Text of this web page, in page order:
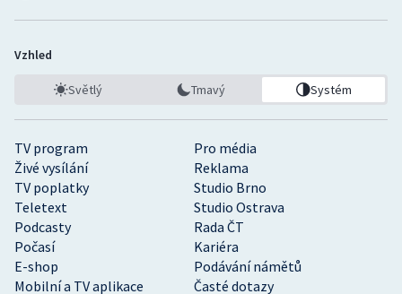
TV program
Pro média
Živé vysílání
Reklama
TV poplatky
Studio Brno
Teletext
Studio Ostrava
Podcasty
Rada ČT
Počasí
Kariéra
E-shop
Podávání námětů
Mobilní a TV aplikace
Časté dotazy
Vzhled
Světlý Tmavý Systém